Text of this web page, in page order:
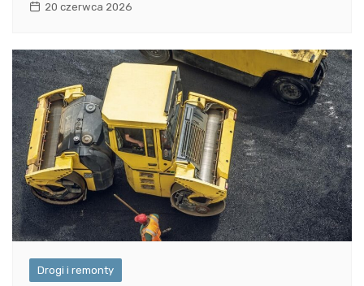
20 czerwca 2026
Drogi i remonty